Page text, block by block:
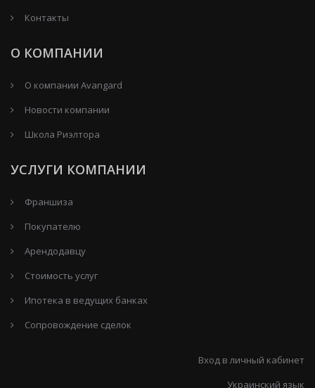
Контакты
О КОМПАНИИ
О компании Avangard
Новости компании
Школа Риэлтора
УСЛУГИ КОМПАНИИ
Франшиза
Покупателю
Арендодавцу
Стоимость услуг
Ипотека в ведущих банках
Сопровождение сделок
Вход в личный кабинет
Украинский язык